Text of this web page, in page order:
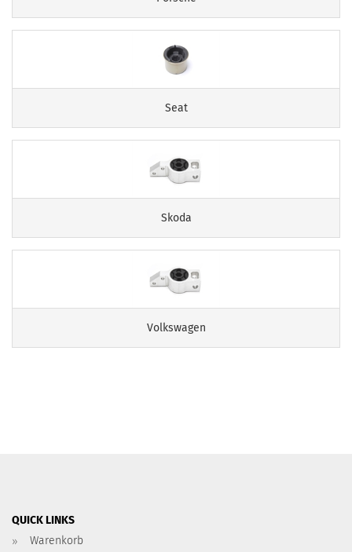
Seat
Skoda
Volkswagen
QUICK LINKS
Warenkorb